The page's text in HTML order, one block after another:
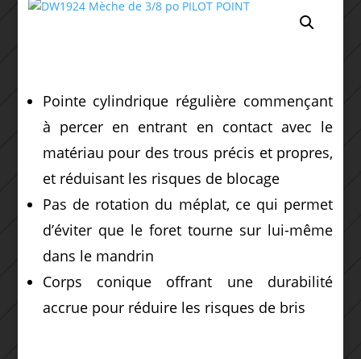
Pointe cylindrique régulière commençant
à percer en entrant en contact avec le
matériau pour des trous précis et propres,
et réduisant les risques de blocage
Pas de rotation du méplat, ce qui permet
d’éviter que le foret tourne sur lui-même
dans le mandrin
Corps conique offrant une durabilité
accrue pour réduire les risques de bris